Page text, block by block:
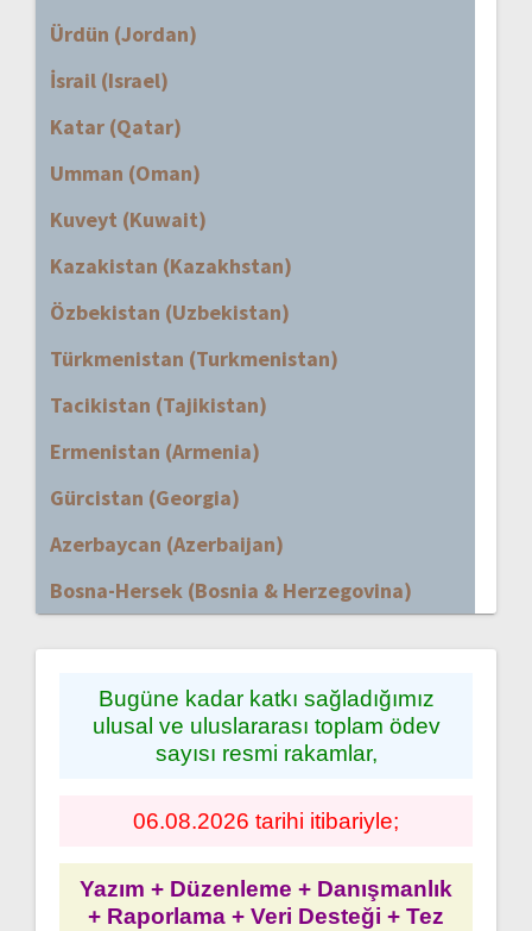
Ürdün (Jordan)
İsrail (Israel)
Katar (Qatar)
Umman (Oman)
Kuveyt (Kuwait)
Kazakistan (Kazakhstan)
Özbekistan (Uzbekistan)
Türkmenistan (Turkmenistan)
Tacikistan (Tajikistan)
Ermenistan (Armenia)
Gürcistan (Georgia)
Azerbaycan (Azerbaijan)
Bosna-Hersek (Bosnia & Herzegovina)
Bugüne kadar katkı sağladığımız
ulusal ve uluslararası toplam ödev
sayısı resmi rakamlar,
06.08.2026 tarihi itibariyle;
Yazım + Düzenleme + Danışmanlık
+ Raporlama + Veri Desteği + Tez